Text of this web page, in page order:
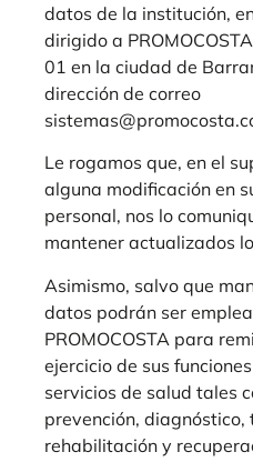
datos de la institución,
dirigido a
01 en la ciudad de
dirección de correo
Le rogamos que, en el
alguna modificación en
personal, nos lo
mantener actualizados
Asimismo, salvo que
datos podrán ser
PROMOCOSTA para
ejercicio de sus
servicios de salud tales
prevención,
rehabilitación y